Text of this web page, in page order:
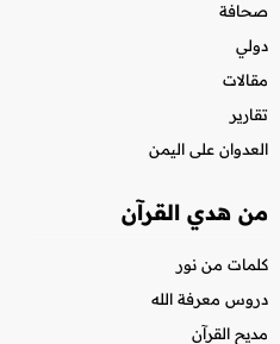
صحافة
دولي
مقالات
تقارير
العدوان على اليمن
من هدي القرآن
كلمات من نور
دروس معرفة الله
مديح القرآن